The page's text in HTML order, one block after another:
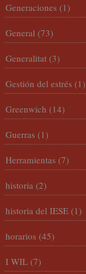
Generaciones (1)
General (73)
Generalitat (3)
Gestión del estrés (1)
Greenwich (14)
Guerras (1)
Herramientas (7)
historia (2)
historia del IESE (1)
horarios (45)
I WIL (7)